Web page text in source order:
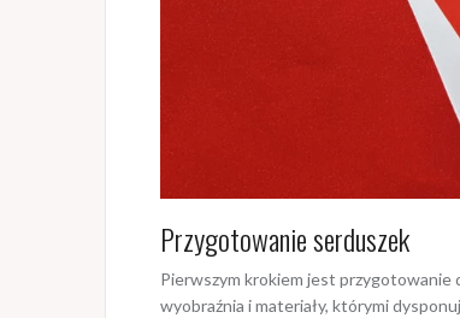
Przygotowanie serduszek
Pierwszym krokiem jest przygotowanie
wyobraźnia i materiały, którymi